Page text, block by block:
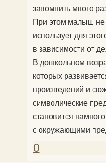
запомнить много
При этом малыш не
использует для
в зависимости от
В дошкольном
которых
произведений и
символические
становится
с окружающими
0